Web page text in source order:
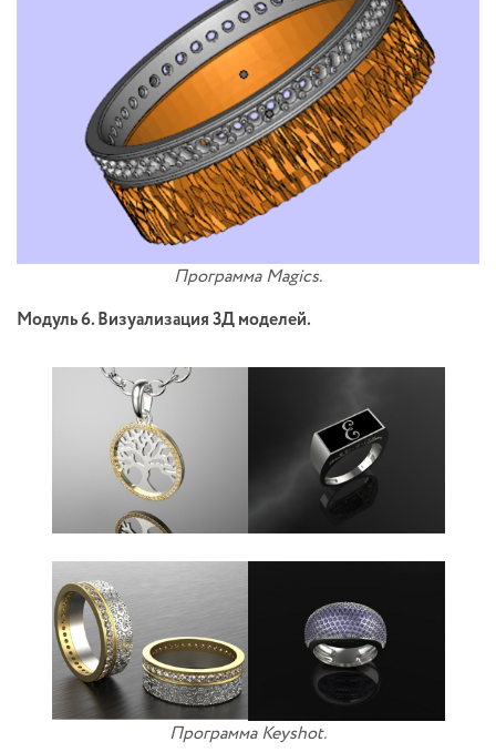
Программа Magics.
Модуль 6. Визуализация 3Д моделей.
Программа Keyshot.